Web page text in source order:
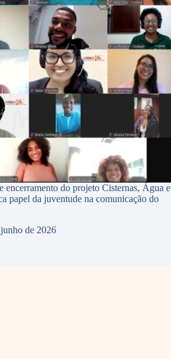
encerramento do projeto Cisternas, Água e
papel da juventude na comunicação do
de 2026